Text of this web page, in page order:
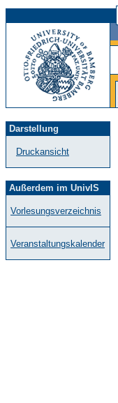
Darstellung
Druckansicht
Außerdem im UnivIS
Vorlesungsverzeichnis
Veranstaltungskalender